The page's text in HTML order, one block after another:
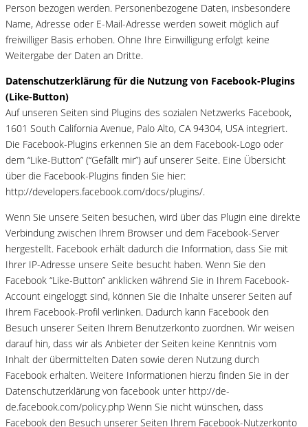
Person bezogen werden. Personenbezogene Daten, insbesondere
Name, Adresse oder E-Mail-Adresse werden soweit möglich auf
freiwilliger Basis erhoben. Ohne Ihre Einwilligung erfolgt keine
Weitergabe der Daten an Dritte.
Datenschutzerklärung für die Nutzung von Facebook-Plugins
(Like-Button)
Auf unseren Seiten sind Plugins des sozialen Netzwerks Facebook,
1601 South California Avenue, Palo Alto, CA 94304, USA integriert.
Die Facebook-Plugins erkennen Sie an dem Facebook-Logo oder
dem “Like-Button” (“Gefällt mir”) auf unserer Seite. Eine Übersicht
über die Facebook-Plugins finden Sie hier:
http://developers.facebook.com/docs/plugins/.
Wenn Sie unsere Seiten besuchen, wird über das Plugin eine direkte
Verbindung zwischen Ihrem Browser und dem Facebook-Server
hergestellt. Facebook erhält dadurch die Information, dass Sie mit
Ihrer IP-Adresse unsere Seite besucht haben. Wenn Sie den
Facebook “Like-Button” anklicken während Sie in Ihrem Facebook-
Account eingeloggt sind, können Sie die Inhalte unserer Seiten auf
Ihrem Facebook-Profil verlinken. Dadurch kann Facebook den
Besuch unserer Seiten Ihrem Benutzerkonto zuordnen. Wir weisen
darauf hin, dass wir als Anbieter der Seiten keine Kenntnis vom
Inhalt der übermittelten Daten sowie deren Nutzung durch
Facebook erhalten. Weitere Informationen hierzu finden Sie in der
Datenschutzerklärung von facebook unter http://de-
de.facebook.com/policy.php Wenn Sie nicht wünschen, dass
Facebook den Besuch unserer Seiten Ihrem Facebook-Nutzerkonto